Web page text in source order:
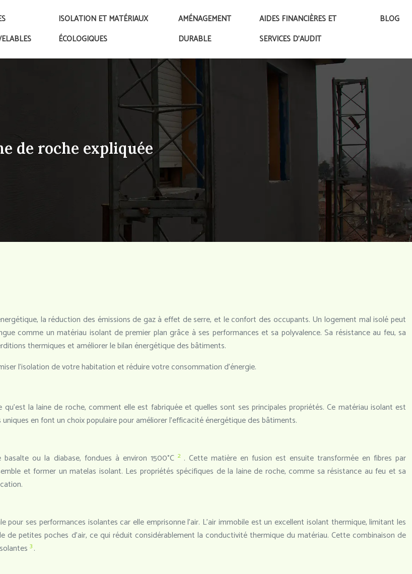
ISOLATION ET MATÉRIAUX
ÉCOLOGIQUES
AMÉNAGEMENT
DURABLE
AIDES FINANCIÈRES ET
SERVICES D’AUDIT
BLOG
de roche expliquée
la réduction des émissions de gaz à effet de serre, et le confort des occupants. Un logement mal isolé peut
comme un matériau isolant de premier plan grâce à ses performances et sa polyvalence. Sa résistance au feu, sa
thermiques et améliorer le bilan énergétique des bâtiments.
l’isolation de votre habitation et réduire votre consommation d’énergie.
la laine de roche, comment elle est fabriquée et quelles sont ses principales propriétés. Ce matériau isolant est
en font un choix populaire pour améliorer l’efficacité énergétique des bâtiments.
ou la diabase, fondues à environ 1500°C 2 . Cette matière en fusion est ensuite transformée en fibres par
et former un matelas isolant. Les propriétés spécifiques de la laine de roche, comme sa résistance au feu et sa
ses performances isolantes car elle emprisonne l’air. L’air immobile est un excellent isolant thermique, limitant les
petites poches d’air, ce qui réduit considérablement la conductivité thermique du matériau. Cette combinaison de
3 .